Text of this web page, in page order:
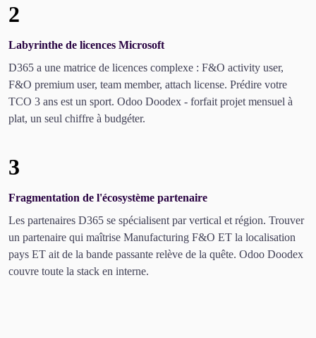
2
Labyrinthe de licences Microsoft
D365 a une matrice de licences complexe : F&O activity user,
F&O premium user, team member, attach license. Prédire votre
TCO 3 ans est un sport. Odoo Doodex - forfait projet mensuel à
plat, un seul chiffre à budgéter.
3
Fragmentation de l'écosystème partenaire
Les partenaires D365 se spécialisent par vertical et région. Trouver
un partenaire qui maîtrise Manufacturing F&O ET la localisation
pays ET ait de la bande passante relève de la quête. Odoo Doodex
couvre toute la stack en interne.